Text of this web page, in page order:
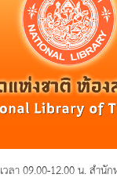
ลา 09.00-12.00 น. สำนั